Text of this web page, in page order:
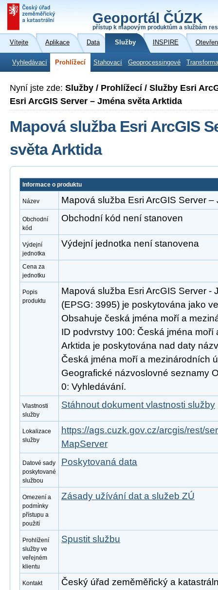
Geoportál ČÚZK
přístup k mapovým produktům a službám
Vítejte Aplikace Data Služby INSPIRE
Vyhledávací Prohlížecí Stahovací Geoprocessingové
Nyní jste zde: Služby / Prohlížecí / Služby Esri
Esri ArcGIS Server – Jména světa Arktida
Mapová služba Esri ArcGIS
světa Arktida
Informace o produktu
Název Mapová služba Esri ArcGIS Server
Obchodní
kód
Obchodní kód není stanoven
Výdejní
jednotka
Výdejní jednotka není stanovena
Cena za
jednotku
Popis
produktu
Mapová služba Esri ArcGIS Server -
(EPSG: 3995) je poskytována jako
Obsahuje česká jména moří a
ID podvrstvy 100: Česká jména
Arktida je poskytována nad daty
Česká jména moří a mezinárodních
Geografické názvoslovné seznamy
0: Vyhledávání.
Vlastnosti
služby
Stáhnout dokument vlastnosti služby
Lokalizace
služby
https://ags.cuzk.gov.cz/arcgis/rest/
MapServer
Datové sady
poskytované
službou
Poskytovaná data
Omezení a
podmínky
přístupu a
použití
Zásady užívání dat a služeb ZÚ
Prohlížení
služby ve
veřejném
klientu
Spustit službu
Kontakt
Český úřad zeměměřický a